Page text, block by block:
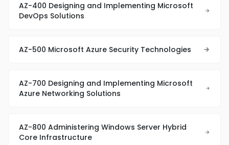
AZ-400 Designing and Implementing Microsoft
DevOps Solutions
AZ-500 Microsoft Azure Security Technologies
AZ-700 Designing and Implementing Microsoft
Azure Networking Solutions
AZ-800 Administering Windows Server Hybrid
Core Infrastructure